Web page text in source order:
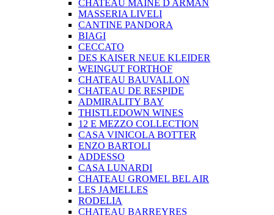
CHATEAU MAINE D ARMAN
MASSERIA LIVELI
CANTINE PANDORA
BIAGI
CECCATO
DES KAISER NEUE KLEIDER
WEINGUT FORTHOF
CHATEAU BAUVALLON
CHATEAU DE RESPIDE
ADMIRALITY BAY
THISTLEDOWN WINES
12 E MEZZO COLLECTION
CASA VINICOLA BOTTER
ENZO BARTOLI
ADDESSO
CASA LUNARDI
CHATEAU GROMEL BEL AIR
LES JAMELLES
RODELIA
CHATEAU BARREYRES